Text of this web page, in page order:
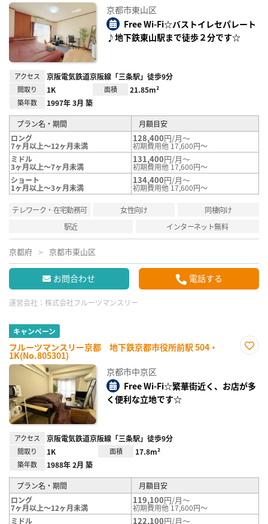
録
京都市東山区
Free Wi-Fi☆バストイレセパレート
♪地下鉄東山駅まで徒歩２分です☆
アクセス 京阪電気鉄道京阪線「三条駅」徒歩9分
間取り 1K 面積 21.85m²
築年数 1997年 3月 築
プラン名・期間
月額目安
ロング
7ヶ月以上～12ヶ月未満
128,400円/月～
初期費用他 17,600円～
ミドル
3ヶ月以上～7ヶ月未満
131,400円/月～
初期費用他 17,600円～
ショート
1ヶ月以上～3ヶ月未満
134,400円/月～
初期費用他 17,600円～
テレワーク・在宅勤務可 女性向け
同棲向け
駅近
インターネット無料
京都府 京都市東山区
お問合わせ 電話する
運営会社： 株式会社フルーツマンスリー
キャンペーン
フルーツマンスリー京都 地下鉄京都市役所前駅 504・
1K(No.805301)
録
京都市中京区
Free Wi-Fi☆繁華街近く、お店が多
く便利な立地です☆
アクセス 京阪電気鉄道京阪線「三条駅」徒歩9分
間取り 1K 面積 17.8m²
築年数 1988年 2月 築
プラン名・期間
月額目安
ロング
7ヶ月以上～12ヶ月未満
119,100円/月～
初期費用他 17,600円～
ミドル
122,100円/月～